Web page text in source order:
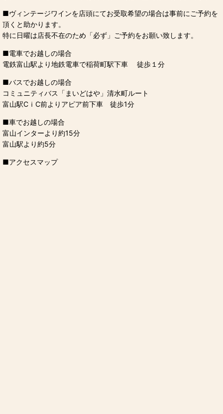
■ヴィンテージワインを店頭にてお受取希望の場合は事前にご予約を
頂くと助かります。
特に日曜は店長不在のため「必ず」ご予約をお願い致します。
■電車でお越しの場合
電鉄富山駅より地鉄電車で稲荷町駅下車 徒歩１分
■バスでお越しの場合
コミュニティバス「まいどはや」清水町ルート
富山駅CｉC前よりアピア前下車 徒歩1分
■車でお越しの場合
富山インターより約15分
富山駅より約5分
■アクセスマップ